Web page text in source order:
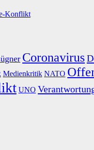
Konflikt
Coronavirus
Medienkritik NATO
UNO